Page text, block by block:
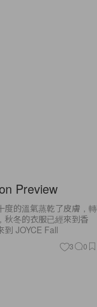
Preview
度的溫氣蒸乾了皮膚，轉
秋冬的衣服已經來到香
到 JOYCE Fall
3 0